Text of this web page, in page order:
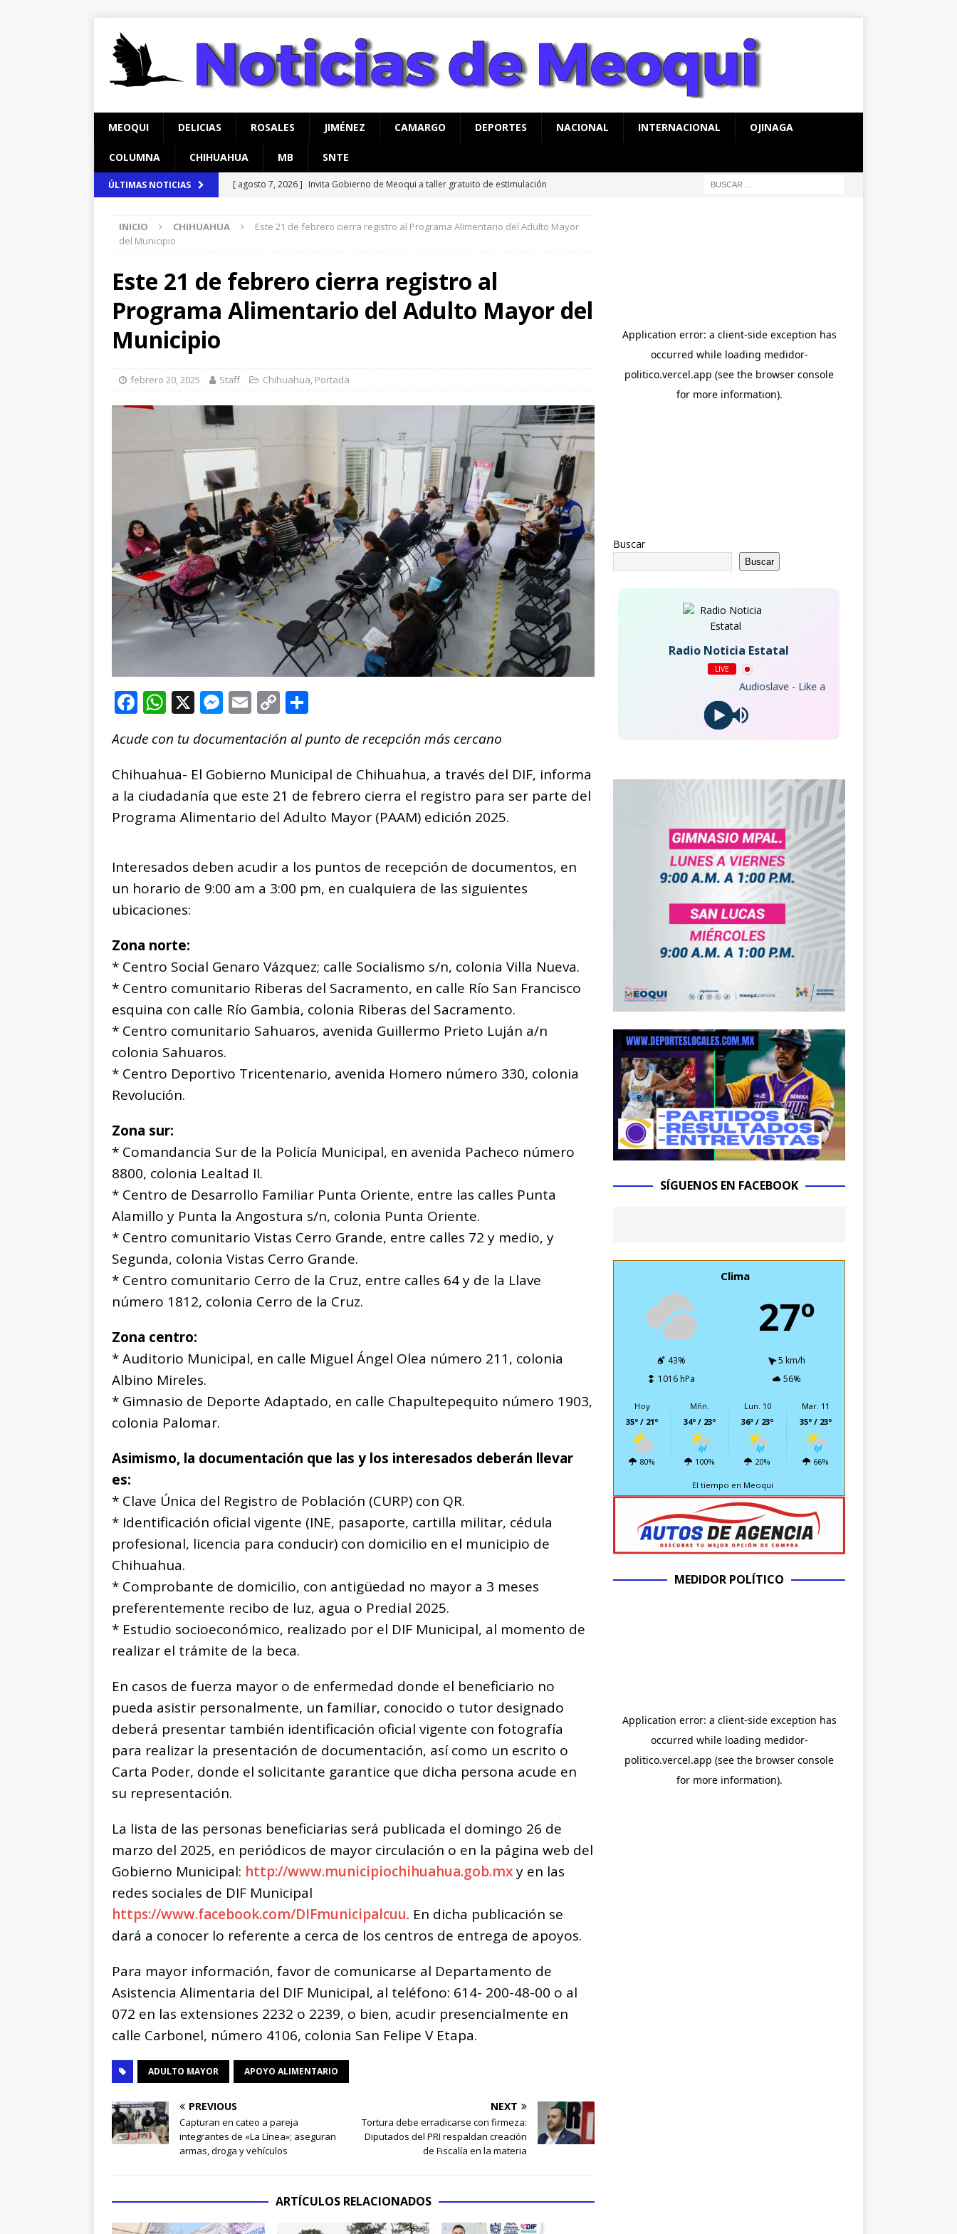
MEOQUI DELICIAS ROSALES JIMÉNEZ CAMARGO DEPORTES NACIONAL INTERNACIONAL OJINAGA
COLUMNA CHIHUAHUA MB SNTE
ÚLTIMAS NOTICIAS [ agosto 7, 2026 ] Invita Gobierno de Meoqui a taller gratuito de estimulación
[ agosto 6, 2026 ] Más de mil 100 vales de uniformes y zapatos escolares entregados
[ agosto 8, 2026 ] *Pasaje al pasado *Se acabó la brigada *Del sueño al respaldo
CHIHUAHUA
Clausura alcalde Marco Bonilla la Veraneada DIFertida 2026 en el
[ agosto 7, 2026 ]
Marco Bonilla lidera preferencias electorales de acuerdo a
INICIO CHIHUAHUA
Este 21 de febrero cierra registro al Programa Alimentario del Adulto Mayor
del Municipio
Este 21 de febrero cierra registro al
Programa Alimentario del Adulto Mayor del
Municipio
febrero 20, 2025 Staff Chihuahua, Portada
F
c
e
b
o
k
W
at
s
A
p
X M
ss
e
n
g
r
E
ai
l
C
p
y
Li
n
m
p
ar
ti
Acude con tu documentación al punto de recepción más cercano
Chihuahua- El Gobierno Municipal de Chihuahua, a través del DIF, informa
a la ciudadanía que este 21 de febrero cierra el registro para ser parte del
Programa Alimentario del Adulto Mayor (PAAM) edición 2025.
Interesados deben acudir a los puntos de recepción de documentos, en
un horario de 9:00 am a 3:00 pm, en cualquiera de las siguientes
ubicaciones:
Zona norte:
* Centro Social Genaro Vázquez; calle Socialismo s/n, colonia Villa Nueva.
* Centro comunitario Riberas del Sacramento, en calle Río San Francisco
esquina con calle Río Gambia, colonia Riberas del Sacramento.
* Centro comunitario Sahuaros, avenida Guillermo Prieto Luján a/n
colonia Sahuaros.
* Centro Deportivo Tricentenario, avenida Homero número 330, colonia
Revolución.
Zona sur:
* Comandancia Sur de la Policía Municipal, en avenida Pacheco número
8800, colonia Lealtad II.
* Centro de Desarrollo Familiar Punta Oriente, entre las calles Punta
Alamillo y Punta la Angostura s/n, colonia Punta Oriente.
* Centro comunitario Vistas Cerro Grande, entre calles 72 y medio, y
Segunda, colonia Vistas Cerro Grande.
* Centro comunitario Cerro de la Cruz, entre calles 64 y de la Llave
número 1812, colonia Cerro de la Cruz.
Zona centro:
* Auditorio Municipal, en calle Miguel Ángel Olea número 211, colonia
Albino Mireles.
* Gimnasio de Deporte Adaptado, en calle Chapultepequito número 1903,
colonia Palomar.
Asimismo, la documentación que las y los interesados deberán llevar
es:
* Clave Única del Registro de Población (CURP) con QR.
* Identificación oficial vigente (INE, pasaporte, cartilla militar, cédula
profesional, licencia para conducir) con domicilio en el municipio de
Chihuahua.
* Comprobante de domicilio, con antigüedad no mayor a 3 meses
preferentemente recibo de luz, agua o Predial 2025.
* Estudio socioeconómico, realizado por el DIF Municipal, al momento de
realizar el trámite de la beca.
En casos de fuerza mayor o de enfermedad donde el beneficiario no
pueda asistir personalmente, un familiar, conocido o tutor designado
deberá presentar también identificación oficial vigente con fotografía
para realizar la presentación de documentación, así como un escrito o
Carta Poder, donde el solicitante garantice que dicha persona acude en
su representación.
La lista de las personas beneficiarias será publicada el domingo 26 de
marzo del 2025, en periódicos de mayor circulación o en la página web del
Gobierno Municipal: http://www.municipiochihuahua.gob.mxy en las
redes sociales de DIF Municipal
https://www.facebook.com/DIFmunicipalcuu. En dicha publicación se
dará a conocer lo referente a cerca de los centros de entrega de apoyos.
Para mayor información, favor de comunicarse al Departamento de
Asistencia Alimentaria del DIF Municipal, al teléfono: 614- 200-48-00 o al
072 en las extensiones 2232 o 2239, o bien, acudir presencialmente en
calle Carbonel, número 4106, colonia San Felipe V Etapa.
ADULTO MAYOR APOYO ALIMENTARIO
PREVIOUS
Capturan en cateo a pareja
integrantes de «La Línea»; aseguran
armas, droga y vehículos
NEXT
Tortura debe erradicarse con firmeza:
Diputados del PRI respaldan creación
de Fiscalía en la materia
ARTÍCULOS RELACIONADOS
Buscar
Buscar
Radio Noticia Estatal
LIVE
Audioslave - Like a Stone (Live BBC Radio 1 Session)
SÍGUENOS EN FACEBOOK
Clima
27º
43%
5 km/h
1016 hPa
56%
Hoy
35º / 21º
80%
Mñn.
34º / 23º
100%
Lun. 10
36º / 23º
20%
Mar. 11
35º / 23º
66%
El tiempo en Meoqui
MEDIDOR POLÍTICO